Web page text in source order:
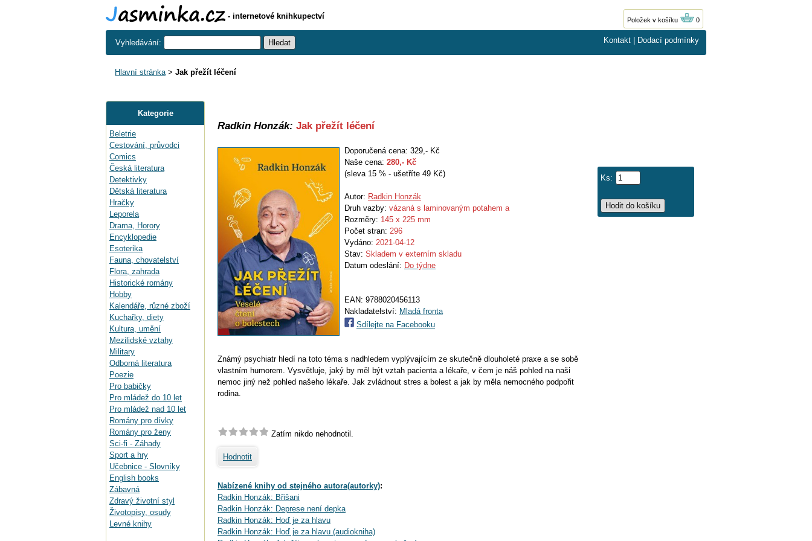
- internetové knihkupectví Položek v košíku 0
Vyhledávání: Kontakt Dodací podmínky
Hlavní stránka> Jak přežít léčení
Kategorie
Beletrie
Cestování, průvodci
Comics
Česká literatura
Detektivky
Dětská literatura
Hračky
Leporela
Drama, Horory
Encyklopedie
Esoterika
Fauna, chovatelství
Flora, zahrada
Historické romány
Hobby
Kalendáře, různé zboží
Kuchařky, diety
Kultura, umění
Mezilidské vztahy
Military
Odborná literatura
Poezie
Pro babičky
Pro mládež do 10 let
Pro mládež nad 10 let
Romány pro dívky
Romány pro ženy
Sci-fi - Záhady
Sport a hry
Učebnice - Slovníky
English books
Zábavná
Zdravý životní styl
Životopisy, osudy
Levné knihy
Radkin Honzák: Jak přežít léčení
Doporučená cena: 329,- Kč
Naše cena: 280,- Kč
(sleva 15 % - ušetříte 49 Kč)
Autor: Radkin Honzák
Druh vazby: vázaná s laminovaným potahem a
Rozměry: 145 x 225 mm
Počet stran: 296
Vydáno: 2021-04-12
Stav: Skladem v externím skladu
Datum odeslání: Do týdne
EAN: 9788020456113
Nakladatelství: Mladá fronta
Sdílejte na Facebooku
Známý psychiatr hledí na toto téma s nadhledem vyplývajícím ze skutečně dlouholeté praxe a se sobě
vlastním humorem. Vysvětluje, jaký by měl být vztah pacienta a lékaře, v čem je náš pohled na naši
nemoc jiný než pohled našeho lékaře. Jak zvládnout stres a bolest a jak by měla nemocného podpořit
rodina.
Zatím nikdo nehodnotil.
Hodnotit
Nabízené knihy od stejného autora(autorky):
Radkin Honzák: Břišani
Radkin Honzák: Deprese není depka
Radkin Honzák: Hoď je za hlavu
Radkin Honzák: Hoď je za hlavu (audiokniha)
Ks: